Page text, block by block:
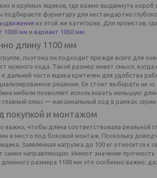
и крупных ящиков, где важно выдвинуть короб
подбираете фурнитуру для нестандартно
из этой же категории. Для проектов,
1000 мм и вариант 1050 мм.
длину 1100 мм
поэтому он подходит прежде всего для
нужного хода. Такой размер имеет смысл, когда
к дальней части ящика критичен для удобства
решение. Ее стоит выбирать не «с
мебели позволяет использовать меньшую
плюс — максимальный ход в рамках серии
покупкой и монтажом
чтобы длина соответствовала реальной
и место под боковой монтаж. Поскольку
Заявленная нагрузка до 100 кг относится к
самих направляющих. Имеют значение
длинного размера 1100 мм это особенно важно: